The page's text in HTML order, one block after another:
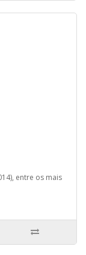
entre os mais